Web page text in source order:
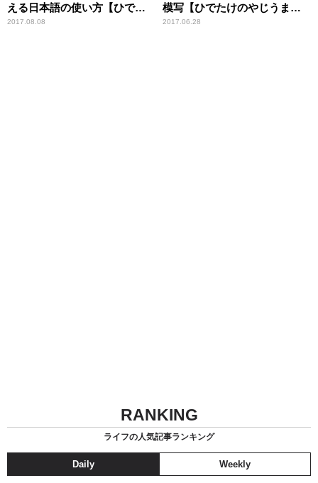
える日本語の使い方【ひでた
けのやじうま好奇心】
2017.08.08
模写【ひでたけのやじうま好
奇心】
2017.06.28
RANKING
ライフの人気記事ランキング
Daily Weekly